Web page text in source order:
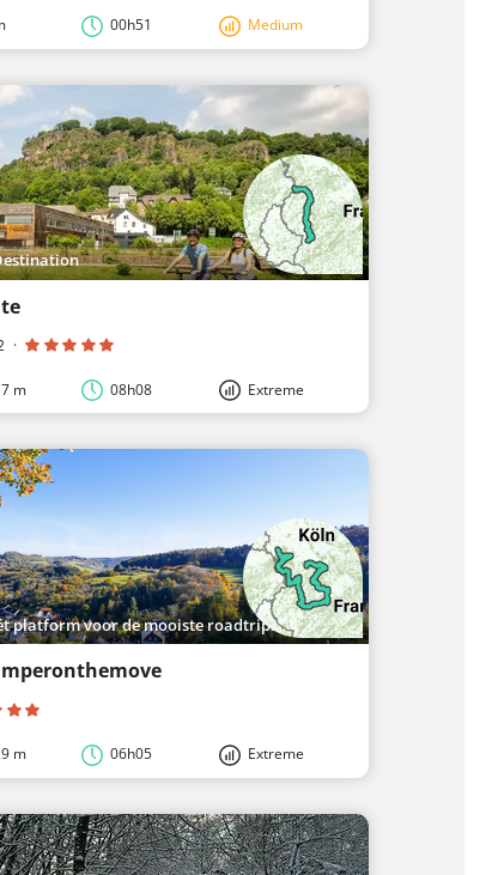
00h51 Medium
·
m 08h08 Extreme
platform voor de mooiste roadtrips in Europa
m 06h05 Extreme